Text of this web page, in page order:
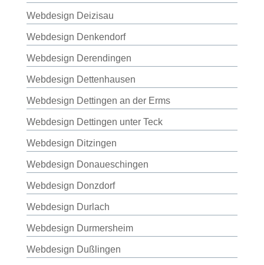
Webdesign Deizisau
Webdesign Denkendorf
Webdesign Derendingen
Webdesign Dettenhausen
Webdesign Dettingen an der Erms
Webdesign Dettingen unter Teck
Webdesign Ditzingen
Webdesign Donaueschingen
Webdesign Donzdorf
Webdesign Durlach
Webdesign Durmersheim
Webdesign Dußlingen